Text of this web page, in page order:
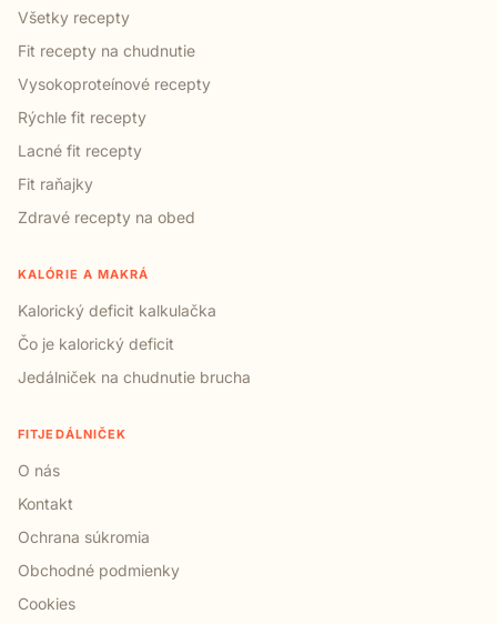
Všetky recepty
Fit recepty na chudnutie
Vysokoproteínové recepty
Rýchle fit recepty
Lacné fit recepty
Fit raňajky
Zdravé recepty na obed
KALÓRIE A MAKRÁ
Kalorický deficit kalkulačka
Čo je kalorický deficit
Jedálniček na chudnutie brucha
FITJEDÁLNIČEK
O nás
Kontakt
Ochrana súkromia
Obchodné podmienky
Cookies